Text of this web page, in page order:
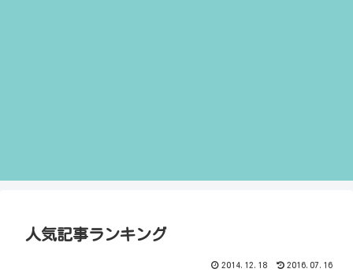
人気記事ランキング
2014.12.18 2016.07.16